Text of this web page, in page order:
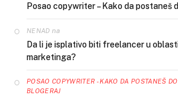
Posao copywriter – Kako da postaneš
NENAD na
Da li je isplativo biti freelancer u
marketinga?
POSAO COPYWRITER - KAKO DA POSTANEŠ
BLOGERAJ